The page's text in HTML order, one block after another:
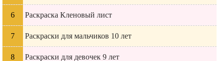
Раскраска Кленовый лист
Раскраски для мальчиков 10 лет
Раскраски для девочек 9 лет